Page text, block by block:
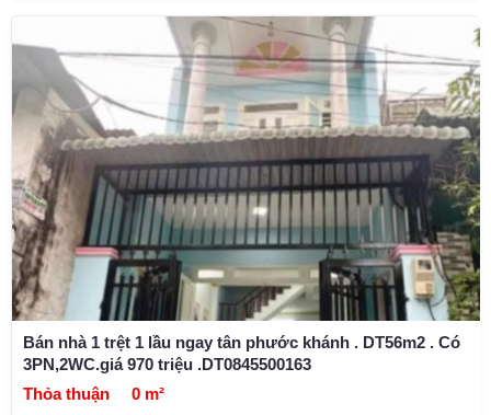
Bán nhà 1 trệt 1 lầu ngay tân phước khánh . DT56m2 . Có
3PN,2WC.giá 970 triệu .DT0845500163
Thỏa thuận
0 m²